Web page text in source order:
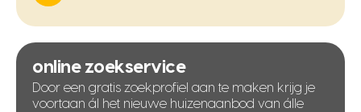
online zoekservice
Door een gratis zoekprofiel aan te maken krijg je
voortaan ál het nieuwe huizenaanbod van álle